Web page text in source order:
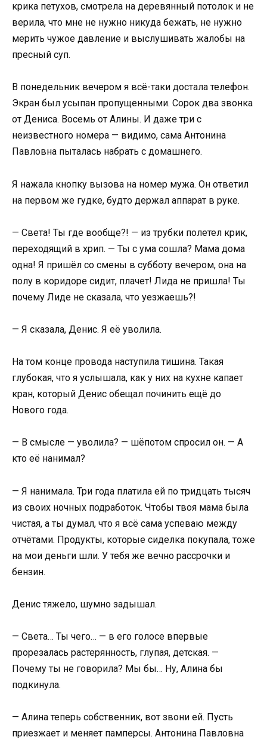
крика петухов, смотрела на деревянный потолок и не
верила, что мне не нужно никуда бежать, не нужно
мерить чужое давление и выслушивать жалобы на
пресный суп.
В понедельник вечером я всё-таки достала телефон.
Экран был усыпан пропущенными. Сорок два звонка
от Дениса. Восемь от Алины. И даже три с
неизвестного номера — видимо, сама Антонина
Павловна пыталась набрать с домашнего.
Я нажала кнопку вызова на номер мужа. Он ответил
на первом же гудке, будто держал аппарат в руке.
— Света! Ты где вообще?! — из трубки полетел крик,
переходящий в хрип. — Ты с ума сошла? Мама дома
одна! Я пришёл со смены в субботу вечером, она на
полу в коридоре сидит, плачет! Лида не пришла! Ты
почему Лиде не сказала, что уезжаешь?!
— Я сказала, Денис. Я её уволила.
На том конце провода наступила тишина. Такая
глубокая, что я услышала, как у них на кухне капает
кран, который Денис обещал починить ещё до
Нового года.
— В смысле — уволила? — шёпотом спросил он. — А
кто её нанимал?
— Я нанимала. Три года платила ей по тридцать тысяч
из своих ночных подработок. Чтобы твоя мама была
чистая, а ты думал, что я всё сама успеваю между
отчётами. Продукты, которые сиделка покупала, тоже
на мои деньги шли. У тебя же вечно рассрочки и
бензин.
Денис тяжело, шумно задышал.
— Света… Ты чего… — в его голосе впервые
прорезалась растерянность, глупая, детская. —
Почему ты не говорила? Мы бы… Ну, Алина бы
подкинула.
— Алина теперь собственник, вот звони ей. Пусть
приезжает и меняет памперсы. Антонина Павловна